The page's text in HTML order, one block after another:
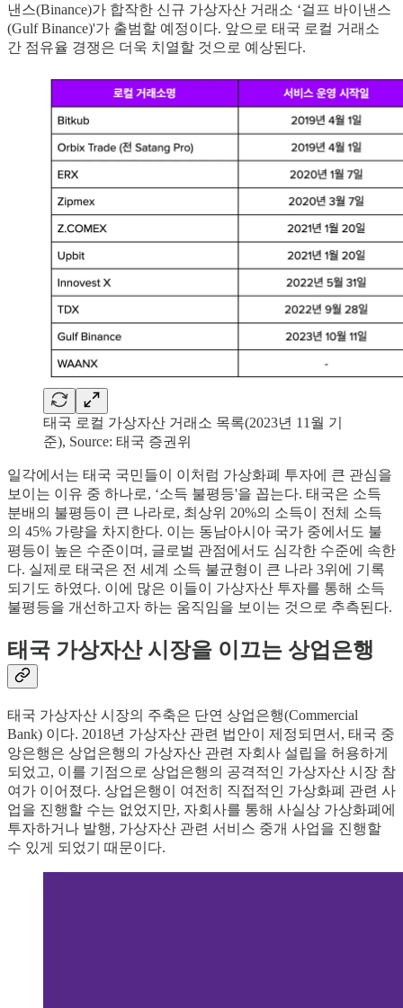
낸스(Binance)가 합작한 신규 가상자산 거래소 ‘걸프 바이낸스
(Gulf Binance)'가 출범할 예정이다. 앞으로 태국 로컬 거래소
간 점유율 경쟁은 더욱 치열할 것으로 예상된다.
태국 로컬 가상자산 거래소 목록(2023년 11월 기
준), Source: 태국 증권위
일각에서는 태국 국민들이 이처럼 가상화폐 투자에 큰 관심을
보이는 이유 중 하나로, ‘소득 불평등'을 꼽는다. 태국은 소득
분배의 불평등이 큰 나라로, 최상위 20%의 소득이 전체 소득
의 45% 가량을 차지한다. 이는 동남아시아 국가 중에서도 불
평등이 높은 수준이며, 글로벌 관점에서도 심각한 수준에 속한
다. 실제로 태국은 전 세계 소득 불균형이 큰 나라 3위에 기록
되기도 하였다. 이에 많은 이들이 가상자산 투자를 통해 소득
불평등을 개선하고자 하는 움직임을 보이는 것으로 추측된다.
태국 가상자산 시장을 이끄는 상업은행
태국 가상자산 시장의 주축은 단연 상업은행(Commercial
Bank) 이다. 2018년 가상자산 관련 법안이 제정되면서, 태국 중
앙은행은 상업은행의 가상자산 관련 자회사 설립을 허용하게
되었고, 이를 기점으로 상업은행의 공격적인 가상자산 시장 참
여가 이어졌다. 상업은행이 여전히 직접적인 가상화폐 관련 사
업을 진행할 수는 없었지만, 자회사를 통해 사실상 가상화폐에
투자하거나 발행, 가상자산 관련 서비스 중개 사업을 진행할
수 있게 되었기 때문이다.